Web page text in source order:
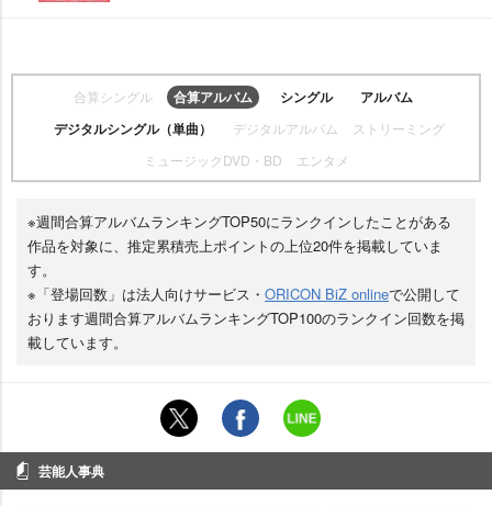
合算シングル 合算アルバム シングル
アルバム
デジタルシングル（単曲）
デジタルアルバム
ストリーミング
ミュージックDVD・BD
エンタメ
※週間合算アルバムランキングTOP50にランクインしたことがある
作品を対象に、推定累積売上ポイントの上位20件を掲載していま
す。
※「登場回数」は法人向けサービス・ ORICON BiZ onlineで公開して
おります週間合算アルバムランキングTOP100のランクイン回数を掲
載しています。
芸能人事典